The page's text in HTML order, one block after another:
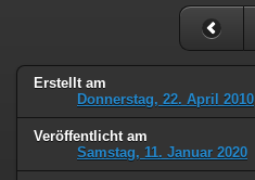
Erstellt am
Donnerstag, 22. April 2010
Veröffentlicht am
Samstag, 11. Januar 2020